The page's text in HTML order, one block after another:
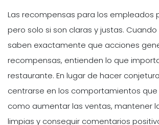
Las recompensas para los empleados
pero solo si son claras y justas.
saben exactamente que acciones
recompensas, entienden lo que
restaurante. En lugar de hacer
centrarse en los comportamientos que
como aumentar las ventas, mantener
limpias y conseguir comentarios